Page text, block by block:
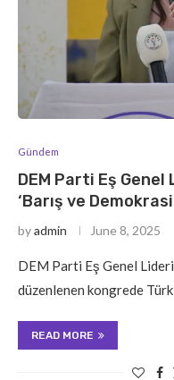
Gündem
DEM Parti Eş
‘Barış ve
byadmin June 8, 2025
DEM Parti Eş Genel
düzenlenen kongrede
READ MORE